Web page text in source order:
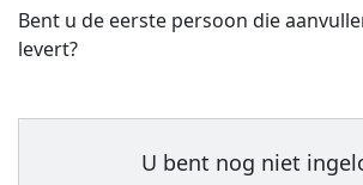
Bent u de eerste persoon die
levert?
U bent nog niet